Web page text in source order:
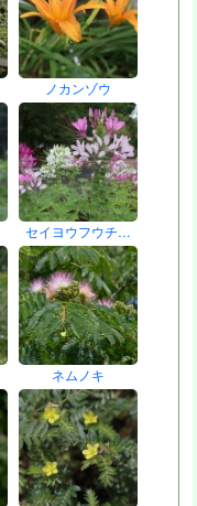
ノカンゾウ
セイヨウフウチ…
ネムノキ